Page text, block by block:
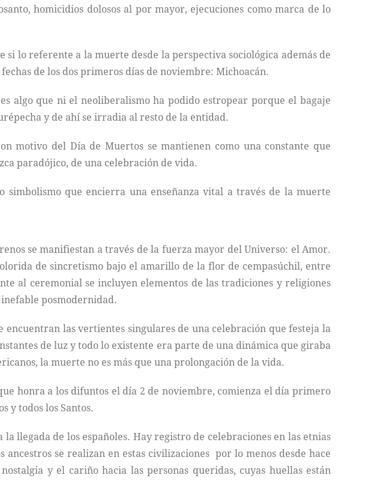
homicidios dolosos al por mayor, ejecuciones como marca de lo
si lo referente a la muerte desde la perspectiva sociológica además de
de los dos primeros días de noviembre: Michoacán.
algo que ni el neoliberalismo ha podido estropear porque el bagaje
y de ahí se irradia al resto de la entidad.
motivo del Día de Muertos se mantienen como una constante que
paradójico, de una celebración de vida.
que encierra una enseñanza vital a través de la muerte
se manifiestan a través de la fuerza mayor del Universo: el Amor.
de sincretismo bajo el amarillo de la flor de cempasúchil, entre
al ceremonial se incluyen elementos de las tradiciones y religiones
posmodernidad.
las vertientes singulares de una celebración que festeja la
de luz y todo lo existente era parte de una dinámica que giraba
la muerte no es más que una prolongación de la vida.
honra a los difuntos el día 2 de noviembre, comienza el día primero
y todos los Santos.
llegada de los españoles. Hay registro de celebraciones en las etnias
se realizan en estas civilizaciones por lo menos desde hace
y el cariño hacia las personas queridas, cuyas huellas están